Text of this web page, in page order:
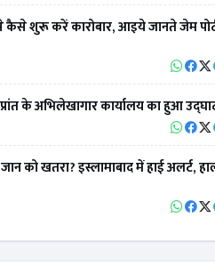
कैसे शुरू करें कारोबार, आइये जानते जेम
के अभिलेखागार कार्यालय का हुआ
को खतरा? इस्लामाबाद में हाई अलर्ट,